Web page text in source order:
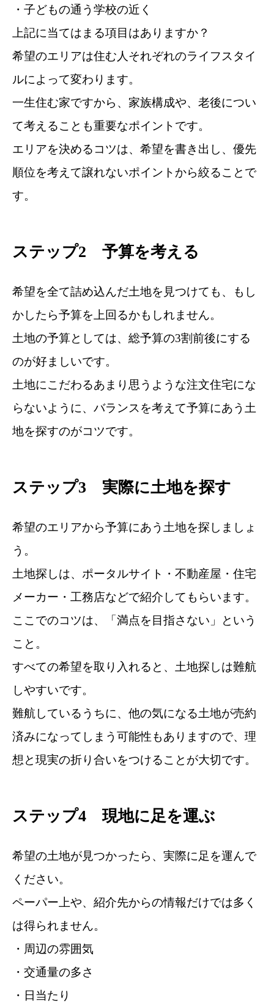
・子どもの通う学校の近く
上記に当てはまる項目はありますか？
希望のエリアは住む人それぞれのライフスタイ
ルによって変わります。
一生住む家ですから、家族構成や、老後につい
て考えることも重要なポイントです。
エリアを決めるコツは、希望を書き出し、優先
順位を考えて譲れないポイントから絞ることで
す。
ステップ2 予算を考える
希望を全て詰め込んだ土地を見つけても、もし
かしたら予算を上回るかもしれません。
土地の予算としては、総予算の3割前後にする
のが好ましいです。
土地にこだわるあまり思うような注文住宅にな
らないように、バランスを考えて予算にあう土
地を探すのがコツです。
ステップ3 実際に土地を探す
希望のエリアから予算にあう土地を探しましょ
う。
土地探しは、ポータルサイト・不動産屋・住宅
メーカー・工務店などで紹介してもらいます。
ここでのコツは、「満点を目指さない」という
こと。
すべての希望を取り入れると、土地探しは難航
しやすいです。
難航しているうちに、他の気になる土地が売約
済みになってしまう可能性もありますので、理
想と現実の折り合いをつけることが大切です。
ステップ4 現地に足を運ぶ
希望の土地が見つかったら、実際に足を運んで
ください。
ペーパー上や、紹介先からの情報だけでは多く
は得られません。
・周辺の雰囲気
・交通量の多さ
・日当たり